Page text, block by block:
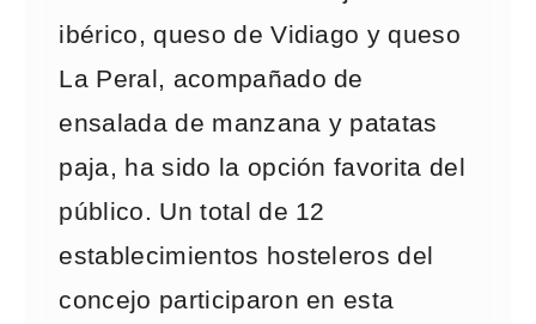
ibérico, queso de Vidiago y queso
La Peral, acompañado de
ensalada de manzana y patatas
paja, ha sido la opción favorita del
público. Un total de 12
establecimientos hosteleros del
concejo participaron en esta